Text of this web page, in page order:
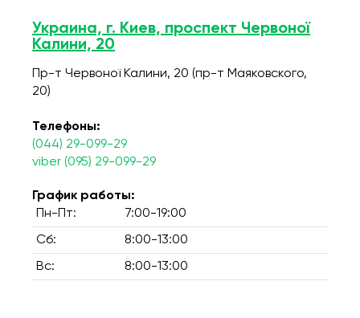
Украина, г. Киев, проспект Червоної
Калини, 20
Пр-т Червоної Калини, 20 (пр-т Маяковского,
20)
Телефоны:
(044) 29-099-29
viber (095) 29-099-29
График работы:
Пн-Пт:
7:00-19:00
Сб: 8:00-13:00
Вс: 8:00-13:00